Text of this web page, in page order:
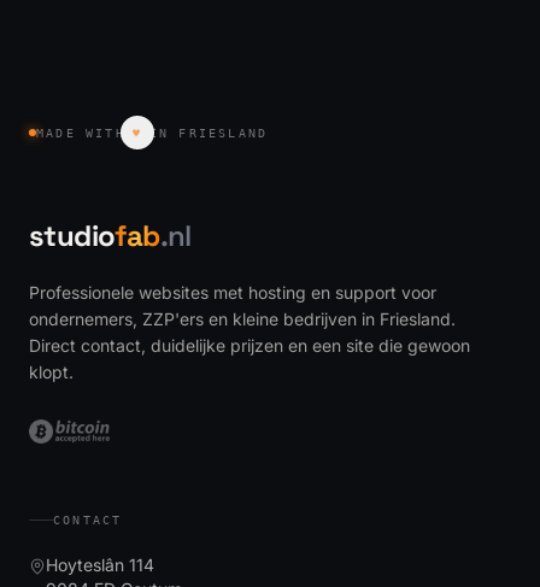
MADE WITH ♥ IN FRIESLAND
studiofab.nl
Professionele websites met hosting en support voor
ondernemers, ZZP'ers en kleine bedrijven in Friesland.
Direct contact, duidelijke prijzen en een site die gewoon
klopt.
CONTACT
Hoyteslân 114